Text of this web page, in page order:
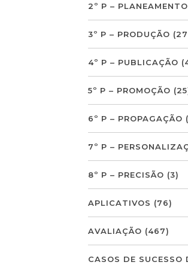
2º P – PLANEAMENTO
3º P – PRODUÇÃO
4º P – PUBLICAÇÃO
5º P – PROMOÇÃO
6º P – PROPAGAÇÃO
7º P –
8º P – PRECISÃO (3)
APLICATIVOS (76)
AVALIAÇÃO (467)
CASOS DE